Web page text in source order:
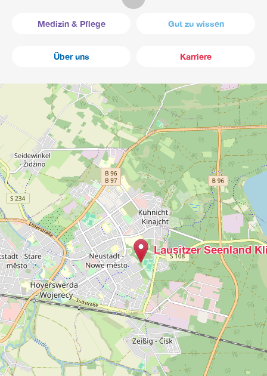
Medizin & Pflege Gut zu wissen
Über uns Karriere
Lausitzer Seenland